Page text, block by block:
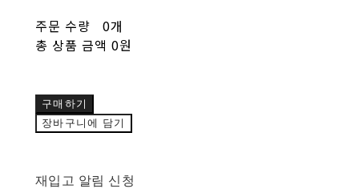
주문 수량
0개
총 상품 금액 0원
구매하기
장바구니에 담기
재입고 알림 신청